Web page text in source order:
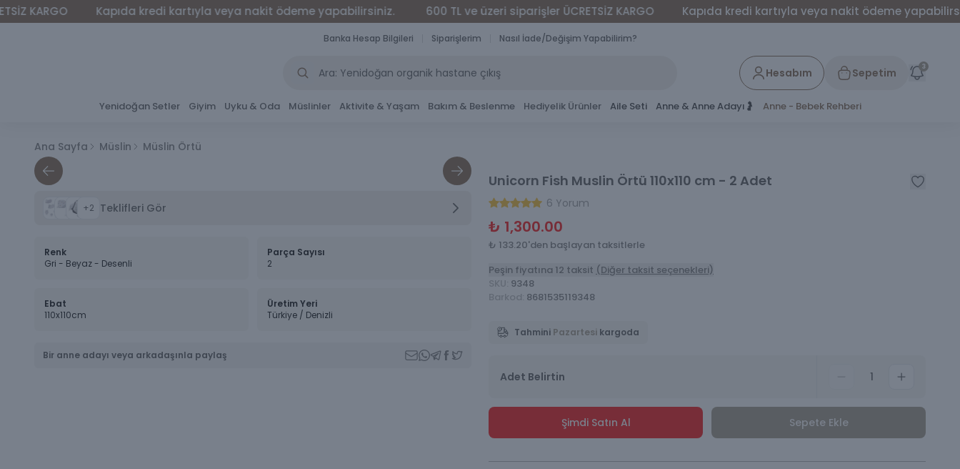
Kapıda kredi kartıyla veya nakit ödeme yapabilirsiniz. 600 TL ve üzeri siparişler ÜCRETSİZ KARGO Kapıda kredi kartıyla veya nakit ödeme yapabilirsiniz.
Banka Hesap Bilgileri Siparişlerim Nasıl İade/Değişim Yapabilirim?
Hesabım Sepetim 3
Yenidoğan Setler Giyim Uyku & Oda Müslinler Aktivite & Yaşam Bakım & Beslenme Hediyelik Ürünler Aile Seti Anne & Anne Adayı🤰 Anne - Bebek Rehberi
Ana Sayfa Müslin Müslin Örtü
+2 Teklifleri Gör
Renk
Gri - Beyaz - Desenli
Parça Sayısı
2
Ebat
110x110cm
Üretim Yeri
Türkiye / Denizli
Bir anne adayı veya arkadaşınla paylaş
Unicorn Fish Muslin Örtü 110x110 cm - 2 Adet
6 Yorum
₺ 1,300.00
₺ 133.20'den başlayan taksitlerle
Peşin fiyatına 12 taksit (Diğer taksit seçenekleri)
SKU 9348
Barkod 8681535119348
Tahmini Pazartesi kargoda
Adet Belirtin 1
Şimdi Satın Al Sepete Ekle